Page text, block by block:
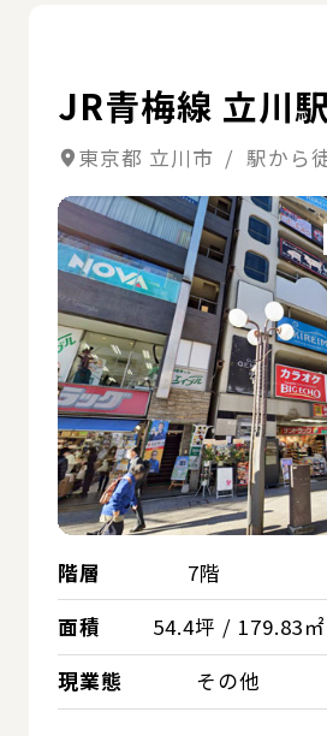
JR青梅線 立川駅
東京都 立川市 / 駅から
階層
7階
面積
54.4坪 / 179.83㎡
現業態
その他